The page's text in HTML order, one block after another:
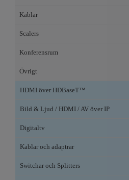
Kablar
Scalers
Konferensrum
Övrigt
HDMI över HDBaseT™
Bild & Ljud / HDMI / AV över IP
Digitaltv
Kablar och adaptrar
Switchar och Splitters